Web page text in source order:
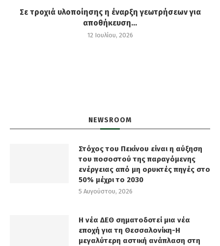
Σε τροχιά υλοποίησης η έναρξη γεωτρήσεων για
αποθήκευση...
12 Ιουλίου, 2026
NEWSROOM
Στόχος του Πεκίνου είναι η αύξηση
του ποσοστού της παραγόμενης
ενέργειας από μη ορυκτές πηγές στο
50% μέχρι το 2030
5 Αυγούστου, 2026
Η νέα ΔΕΘ σηματοδοτεί μια νέα
εποχή για τη Θεσσαλονίκη-Η
μεγαλύτερη αστική ανάπλαση στη